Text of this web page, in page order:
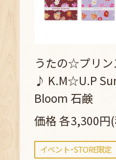
うたの☆プリン
♪ K.M☆U.P
Bloom 石鹸
価格 各3,300円
イベント・STORE限定